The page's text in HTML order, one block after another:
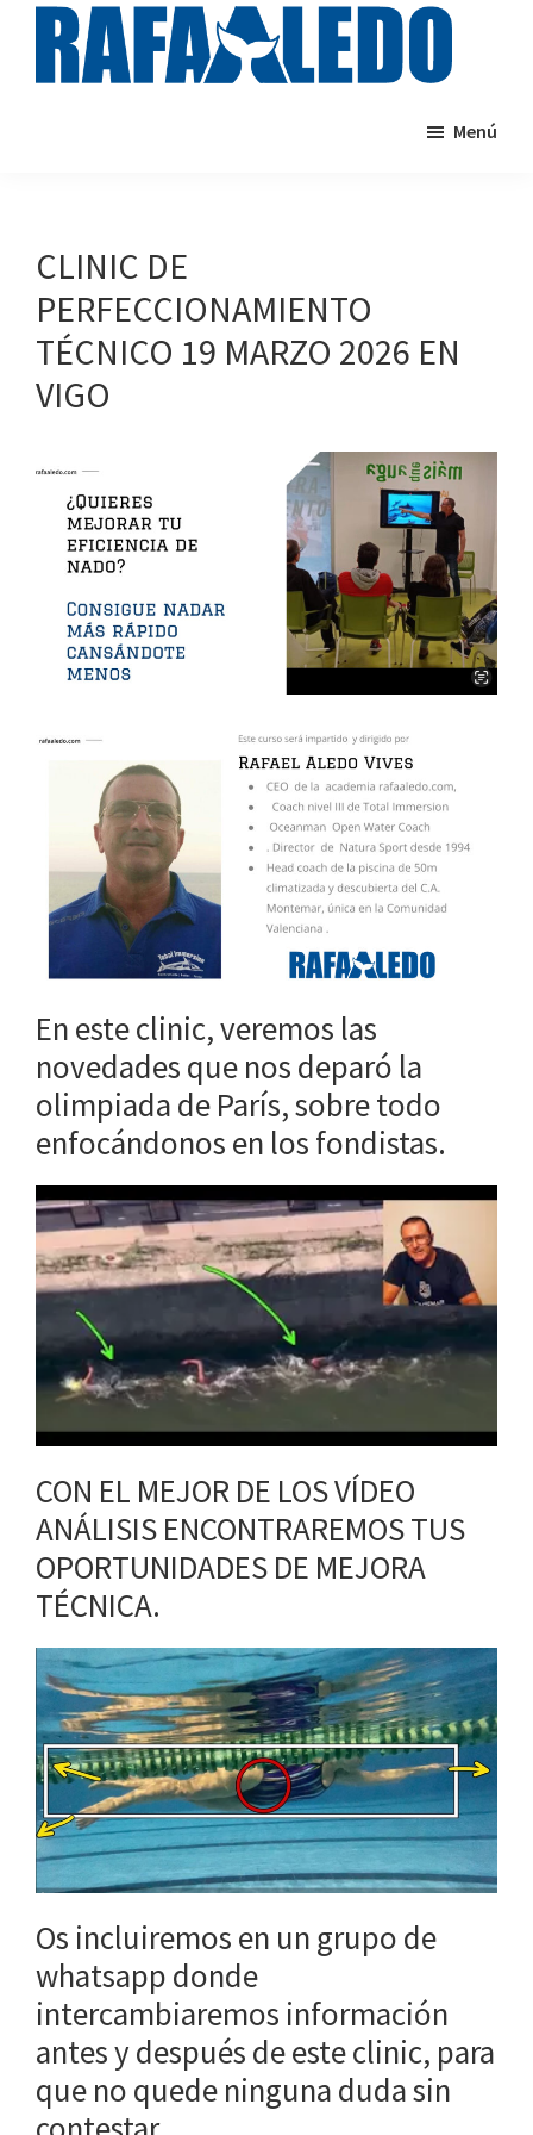
contenido
Menú
CLINIC DE
PERFECCIONAMIENTO
TÉCNICO 19 MARZO 2026 EN
VIGO
En este clinic, veremos las
novedades que nos deparó la
olimpiada de París, sobre todo
enfocándonos en los fondistas.
CON EL MEJOR DE LOS VÍDEO
ANÁLISIS ENCONTRAREMOS TUS
OPORTUNIDADES DE MEJORA
TÉCNICA.
Os incluiremos en un grupo de
whatsapp donde
intercambiaremos información
antes y después de este clinic, para
que no quede ninguna duda sin